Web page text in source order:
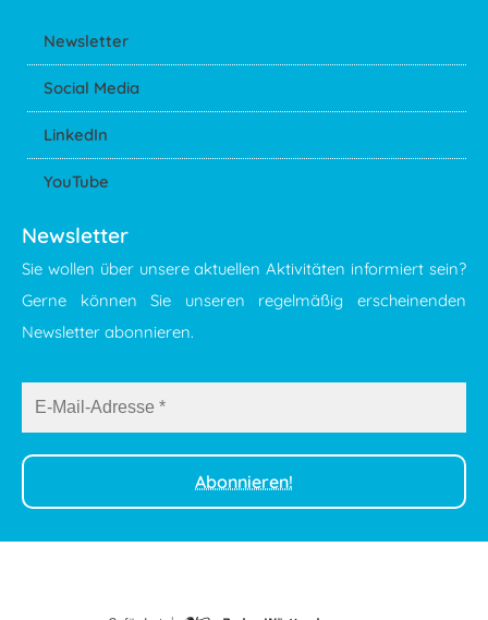
Newsletter
Social Media
LinkedIn
YouTube
Newsletter
Sie wollen über unsere aktuellen Aktivitäten informiert sein?
Gerne können Sie unseren regelmäßig erscheinenden
Newsletter abonnieren.